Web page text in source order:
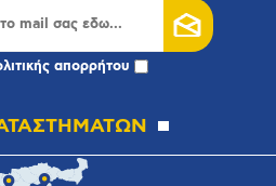
απορρήτου